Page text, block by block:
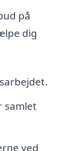
på
dig
samlet
ved